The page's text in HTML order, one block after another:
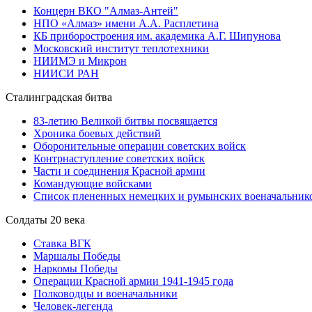
Концерн ВКО "Алмаз-Антей"
НПО «Алмаз» имени А.А. Расплетина
КБ приборостроения им. академика А.Г. Шипунова
Московский институт теплотехники
НИИМЭ и Микрон
НИИСИ РАН
Сталинградская битва
83-летию Великой битвы посвящается
Хроника боевых действий
Оборонительные операции советских войск
Контрнаступление советских войск
Части и соединения Красной армии
Командующие войсками
Список плененных немецких и румынских
Солдаты 20 века
Ставка ВГК
Маршалы Победы
Наркомы Победы
Операции Красной армии 1941-1945 года
Полководцы и военачальники
Человек-легенда